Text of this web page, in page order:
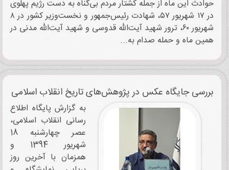
حوادث این ماه از جمله کشتار مردم بی‌گناه به دست رژیم پهلوی
در ۱۷ شهریور ۵۷، شهادت رئیس‌جمهور و نخست‌وزیر کشور در ۸
شهریور ۶۰، ترور شهید آیت‌الله قدوسی و شهید آیت‌الله مدنی در
همین ماه و حمله‌ صدام به...
بررسی جایگاه عکس در پژوهش‌های تاریخ انقلاب اسلامی
به گزارش پایگاه اطلاع
رسانی انقلاب اسلامی،
عصر چهارشنبه 18
شهریور 1394 و
همزمان با آخرین روز